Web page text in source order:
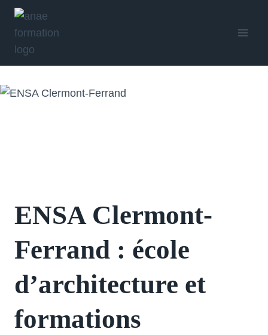
Aller
ENSA Clermont-
Ferrand : école
d’architecture et
formations